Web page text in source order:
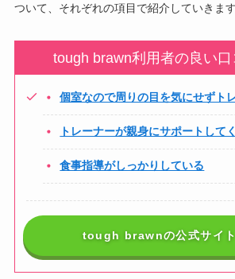
ついて、それぞれの項目で紹介していきます
tough brawn利用者の良い口
個室なので周りの目を気にせずト
トレーナーが親身にサポートして
食事指導がしっかりしている
tough brawnの公式サイ